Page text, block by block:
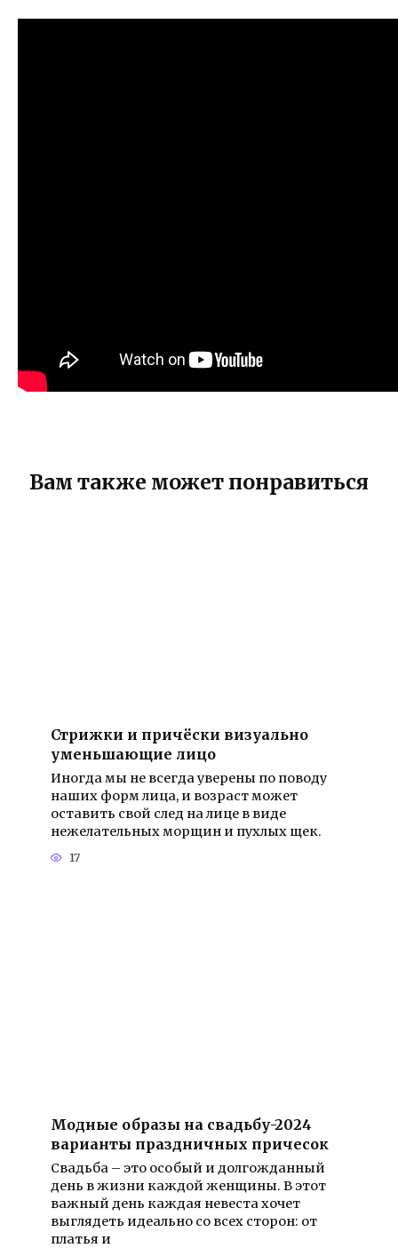
Вам также может понравиться
Стрижки и причёски визуально
уменьшающие лицо
Иногда мы не всегда уверены по поводу
наших форм лица, и возраст может
оставить свой след на лице в виде
нежелательных морщин и пухлых щек.
17
Модные образы на свадьбу-2024
варианты праздничных причесок
Свадьба – это особый и долгожданный
день в жизни каждой женщины. В этот
важный день каждая невеста хочет
выглядеть идеально со всех сторон: от
платья и